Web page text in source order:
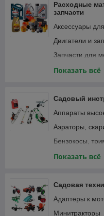
Фонари и
Расходные
запчасти
Аксессуары
Двигатели и
Запчасти для
Зарядные
Крепежные
Лампочки и
Ленты
Масла и смазки
инструмента
оборудования
Показать всё
Садовый
Аппараты
Аэраторы,
Бензокосы,
Бензопилы,
Газонокосилки
Дровоколы
Показать всё
Садовая
Адаптеры к
Минитракторы